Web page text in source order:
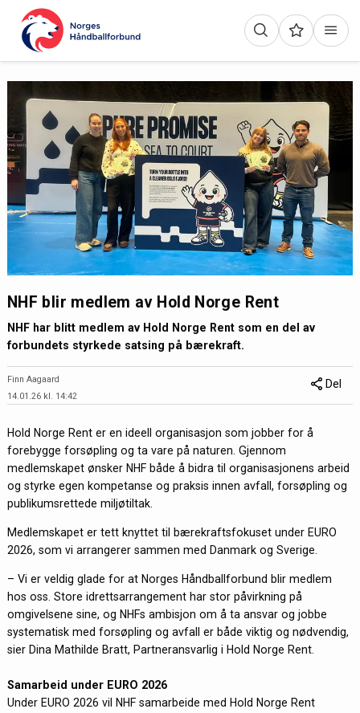
NHF blir medlem av Hold Norge Rent
NHF har blitt medlem av Hold Norge Rent som en del av
forbundets styrkede satsing på bærekraft.
Finn Aagaard
14.01.26 kl. 14:42
Del
Hold Norge Rent er en ideell organisasjon som jobber for å
forebygge forsøpling og ta vare på naturen. Gjennom
medlemskapet ønsker NHF både å bidra til organisasjonens arbeid
og styrke egen kompetanse og praksis innen avfall, forsøpling og
publikumsrettede miljøtiltak.
Medlemskapet er tett knyttet til bærekraftsfokuset under EURO
2026, som vi arrangerer sammen med Danmark og Sverige.
– Vi er veldig glade for at Norges Håndballforbund blir medlem
hos oss. Store idrettsarrangement har stor påvirkning på
omgivelsene sine, og NHFs ambisjon om å ta ansvar og jobbe
systematisk med forsøpling og avfall er både viktig og nødvendig,
sier Dina Mathilde Bratt, Partneransvarlig i Hold Norge Rent.
Samarbeid under EURO 2026
Under EURO 2026 vil NHF samarbeide med Hold Norge Rent